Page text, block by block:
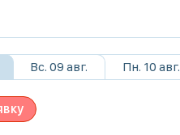
Вс. 09 авг. Пн. 10 авг.